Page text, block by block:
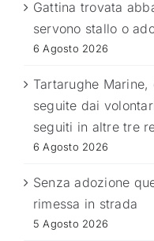
Gattina trovata
servono stallo o
6 Agosto 2026
Tartarughe Marine,
seguite dai
seguiti in altre tre
6 Agosto 2026
Senza adozione
rimessa in strada
5 Agosto 2026